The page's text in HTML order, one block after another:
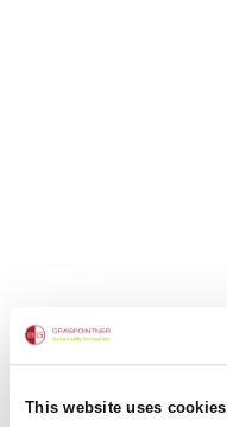
This website uses cookies